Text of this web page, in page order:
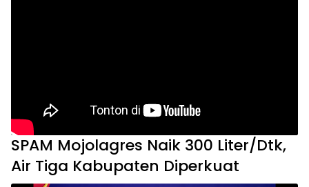
SPAM Mojolagres Naik 300 Liter/Dtk,
Air Tiga Kabupaten Diperkuat